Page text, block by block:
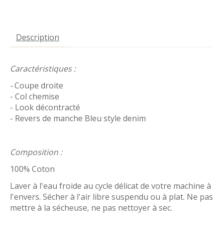
Description
Caractéristiques :
-Coupe droite
- Col chemise
- Look décontracté
- Revers de manche Bleu style denim
Composition :
100% Coton
Laver à l'eau froide au cycle délicat de votre machine à
l'envers. Sécher à l'air libre suspendu ou à plat. Ne pas
mettre à la sécheuse, ne pas nettoyer à sec.